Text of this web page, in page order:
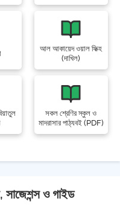
আল আকায়েদ ওয়াল ফিক্হ
(দাখিল)
সকল শ্রেণির স্কুল ও
মাদরাসার পাঠ্যবই (PDF)
ও গাইড